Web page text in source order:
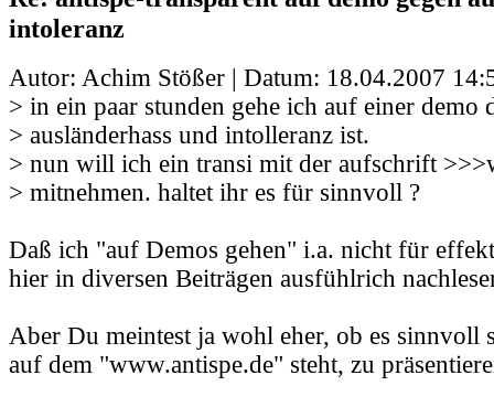
intoleranz
Autor: Achim Stößer | Datum: 18.04.2007
> in ein paar stunden gehe ich auf einer demo
> ausländerhass und intolleranz ist.
> nun will ich ein transi mit der aufschrift
> mitnehmen. haltet ihr es für sinnvoll ?
Daß ich "auf Demos gehen" i.a. nicht für
hier in diversen Beiträgen ausfühlrich
Aber Du meintest ja wohl eher, ob es sinnvoll
auf dem "www.antispe.de" steht, zu